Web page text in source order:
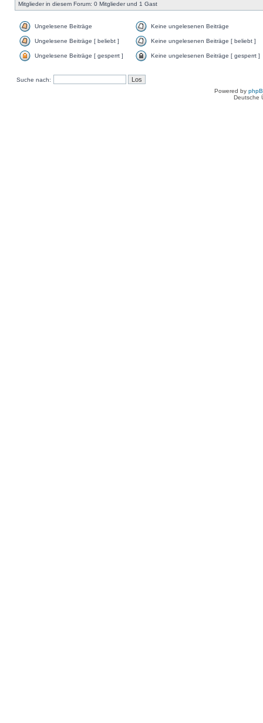
Mitglieder in diesem Forum: 0 Mitglieder und 1 Gast
Ungelesene Beiträge Keine ungelesenen Beiträge
Ungelesene Beiträge [ beliebt ] Keine ungelesenen Beiträge [ beliebt ]
Ungelesene Beiträge [ gesperrt ] Keine ungelesenen Beiträge [ gesperrt ]
Suche nach:
Powered by
Deutsche